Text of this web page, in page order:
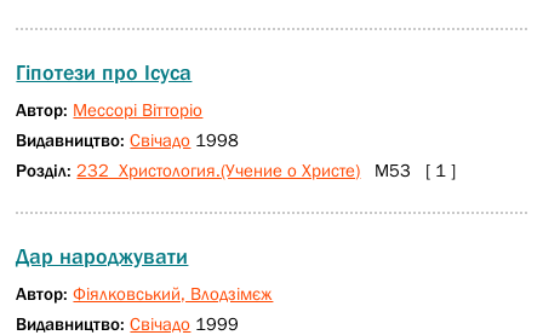
Гіпотези про Ісуса
Автор: Мессорі Вітторіо
Видавництво:Свічадо 1998
Розділ: 232 Христология.(Учение о Христе) М53 [ 1 ]
Дар народжувати
Автор:Фіялковський, Влодзімєж
Видавництво:Свічадо 1999